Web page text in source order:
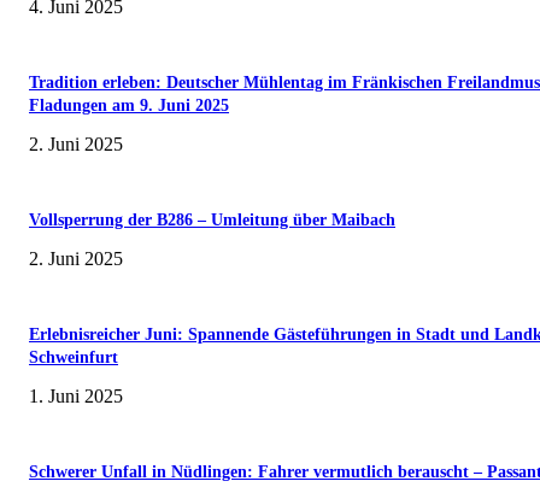
4. Juni 2025
Tradition erleben: Deutscher Mühlentag im Fränkischen
Fladungen am 9. Juni 2025
2. Juni 2025
Vollsperrung der B286 – Umleitung über Maibach
2. Juni 2025
Erlebnisreicher Juni: Spannende Gästeführungen in Stadt und
Schweinfurt
1. Juni 2025
Schwerer Unfall in Nüdlingen: Fahrer vermutlich berauscht –